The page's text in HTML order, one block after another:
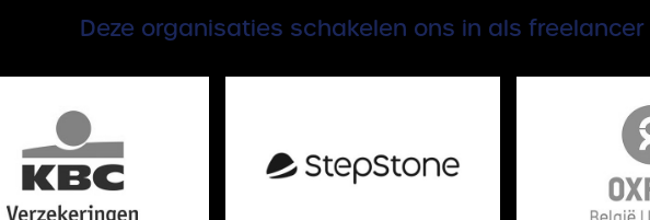
Deze organisaties schakelen ons in als freelancer